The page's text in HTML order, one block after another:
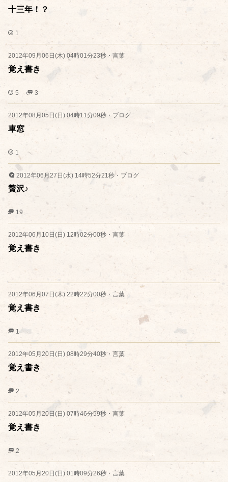
十三年！？
1
2012年09月06日(木) 04時01分23秒 ・ 言葉
覚え書き
5 3
2012年08月05日(日) 04時11分09秒 ・ ブログ
車窓
1
2012年06月27日(水) 14時52分21秒 ・ ブログ
贅沢♪
19
2012年06月10日(日) 12時02分00秒 ・ 言葉
覚え書き
2012年06月07日(木) 22時22分00秒 ・ 言葉
覚え書き
1
2012年05月20日(日) 08時29分40秒・ 言葉
覚え書き
2
2012年05月20日(日) 07時46分59秒 ・ 言葉
覚え書き
2
2012年05月20日(日) 01時09分26秒・ 言葉